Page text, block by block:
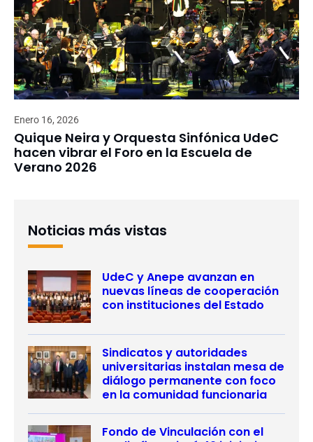
Enero 16, 2026
Quique Neira y Orquesta Sinfónica UdeC
hacen vibrar el Foro en la Escuela de
Verano 2026
Noticias más vistas
UdeC y Anepe avanzan en
nuevas líneas de cooperación
con instituciones del Estado
Sindicatos y autoridades
universitarias instalan mesa de
diálogo permanente con foco
en la comunidad funcionaria
Fondo de Vinculación con el